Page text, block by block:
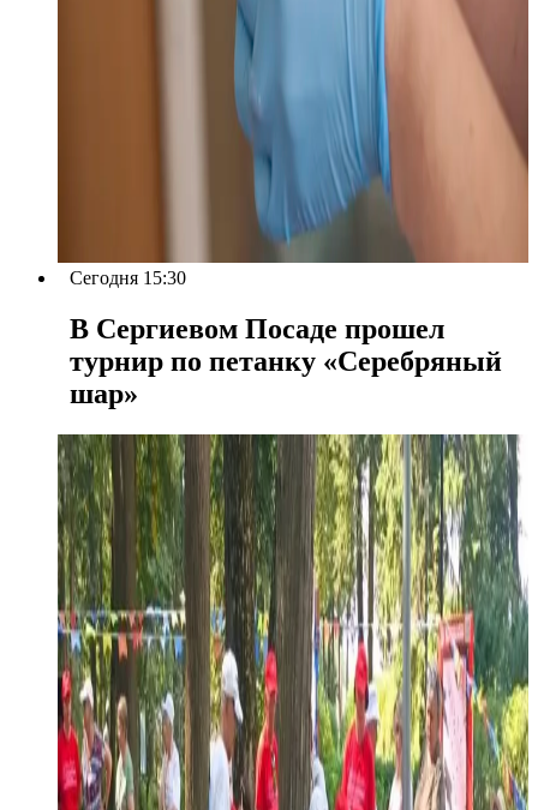
Сегодня 15:30
В Сергиевом Посаде прошел
турнир по петанку «Серебряный
шар»